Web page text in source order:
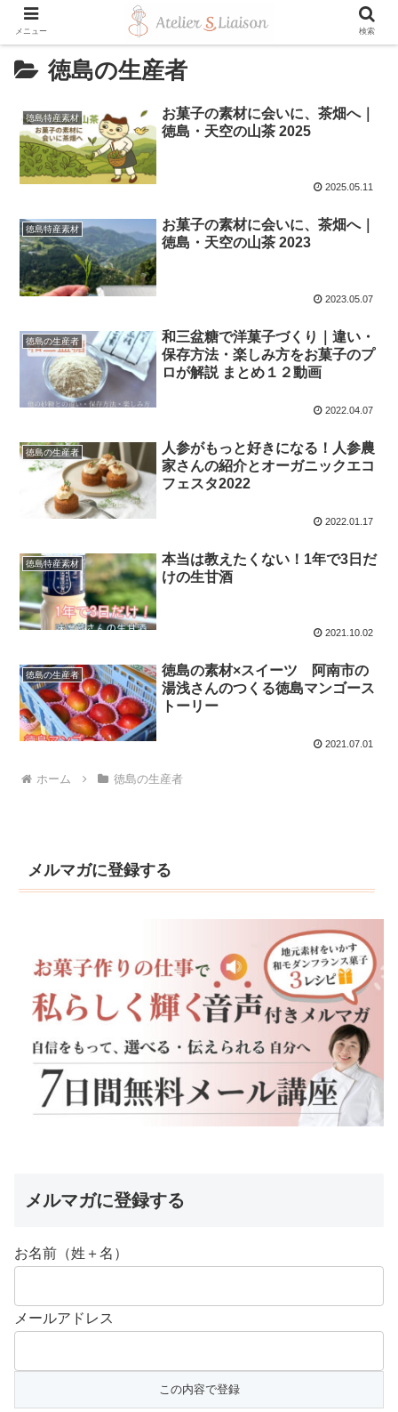
徳島の生産者
徳島特産素材
お菓子の素材に会いに、茶畑へ｜
徳島・天空の山茶 2025
2025.05.11
徳島特産素材
お菓子の素材に会いに、茶畑へ｜
徳島・天空の山茶 2023
2023.05.07
徳島の生産者
和三盆糖で洋菓子づくり｜違い・
保存方法・楽しみ方をお菓子のプ
ロが解説 まとめ１２動画
2022.04.07
徳島の生産者
人参がもっと好きになる！人参農
家さんの紹介とオーガニックエコ
フェスタ2022
2022.01.17
徳島特産素材
本当は教えたくない！1年で3日だ
けの生甘酒
2021.10.02
徳島の生産者
徳島の素材×スイーツ 阿南市の
湯浅さんのつくる徳島マンゴース
トーリー
2021.07.01
ホーム 徳島の生産者
メルマガに登録する
メルマガに登録する
お名前（姓＋名）
メールアドレス
メニュー 検索